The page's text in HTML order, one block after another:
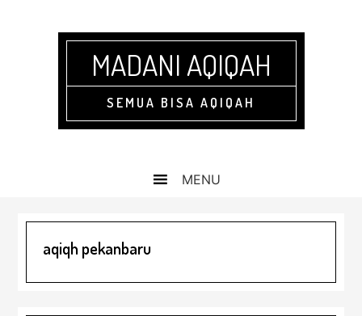
MADANI AQIQAH
SEMUA BISA AQIQAH
aqiqh pekanbaru